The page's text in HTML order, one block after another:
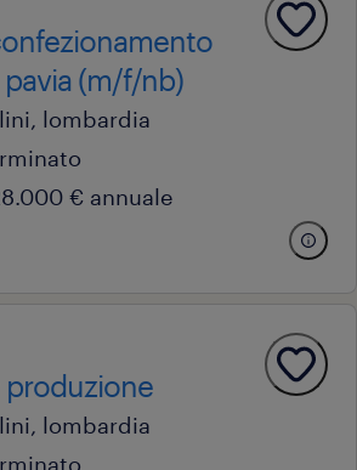
(m/f/nb)
lombardia
€ annuale
produzione
lombardia